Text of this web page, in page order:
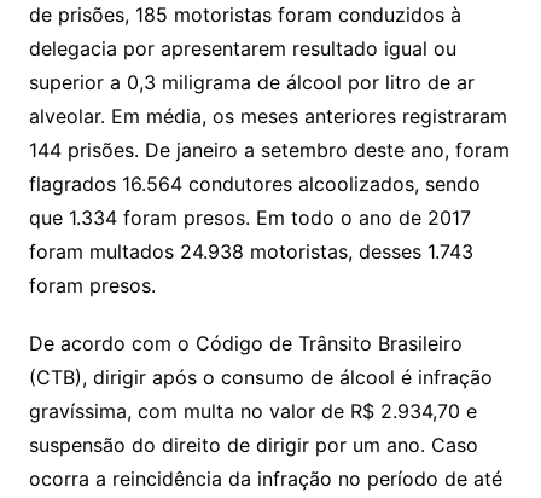
de prisões, 185 motoristas foram conduzidos à
delegacia por apresentarem resultado igual ou
superior a 0,3 miligrama de álcool por litro de ar
alveolar. Em média, os meses anteriores registraram
144 prisões. De janeiro a setembro deste ano, foram
flagrados 16.564 condutores alcoolizados, sendo
que 1.334 foram presos. Em todo o ano de 2017
foram multados 24.938 motoristas, desses 1.743
foram presos.
De acordo com o Código de Trânsito Brasileiro
(CTB), dirigir após o consumo de álcool é infração
gravíssima, com multa no valor de R$ 2.934,70 e
suspensão do direito de dirigir por um ano. Caso
ocorra a reincidência da infração no período de até